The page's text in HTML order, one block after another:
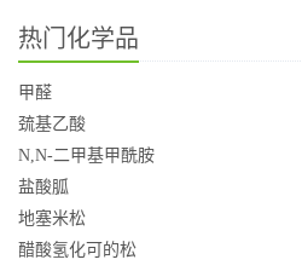
热门化学品
甲醛
巯基乙酸
N,N-二甲基甲酰胺
盐酸胍
地塞米松
醋酸氢化可的松